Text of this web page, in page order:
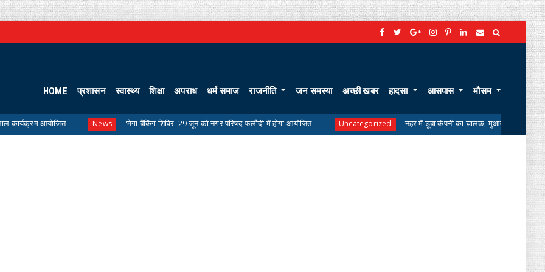
HOME प्रशासन स्वास्थ्य शिक्षा अपराध धर्म समाज राजनीति जन समस्या अच्छी खबर हादसा आसपास मौसम
News 'मेगा बैंकिंग शिविर' 29 जून को नगर परिषद फलौदी में होगा आयोजित Uncategorized नहर में डूबा कंपनी का चालक, मुआवजे की मांग पर परिजनों का शव